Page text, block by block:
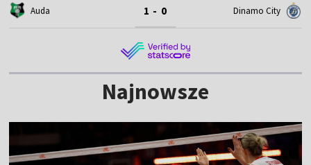
Auda 1 - 0 Dinamo City
Najnowsze